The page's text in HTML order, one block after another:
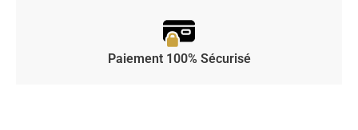
Paiement 100% Sécurisé